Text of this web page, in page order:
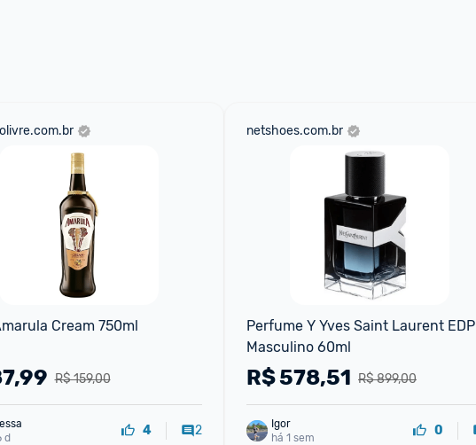
Cream 750ml
R$ 159,00
d
4 2
netshoes.com.br
Perfume Y Yves Saint Laurent EDP
Masculino 60ml
R$ 899,00
R$578,51
Igor
há 1 sem
0